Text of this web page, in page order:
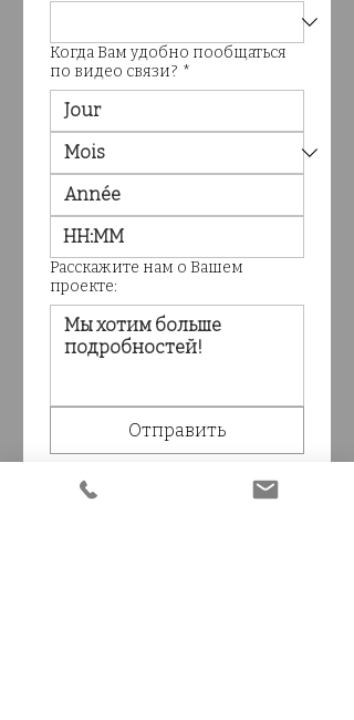
Когда Вам удобно пообщаться
по видео связи? *
:
Расскажите нам о Вашем
проекте:
Отправить